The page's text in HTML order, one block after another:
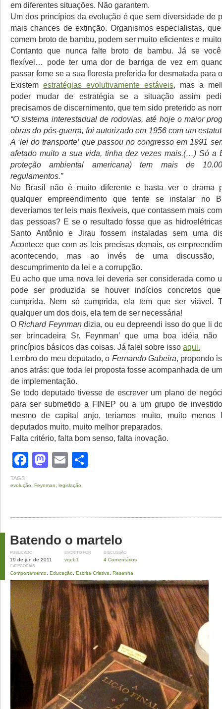
em diferentes situações. Não garantem.
Um dos princípios da evolução é que sem diversidade de
mais chances de extinção. Organismos especialistas,
comem broto de bambu, podem ser muito eficientes e
Contanto que nunca falte broto de bambu. Já se
flexível… pode ter uma dor de barriga de vez em
passar fome se a sua floresta preferida for desmatada para
Existem estratégias evolutivamente estáveis, mas a
poder mudar de estratégia se a situação assim
precisamos de discernimento, que tem sido preterido as
“O sistema interestadual de rodovias, até hoje o maior
obras do pós-guerra, foi autorizado em 1956 com um
A ‘lei do transporte’ que passou no congresso em 1991
afetado muito a sua vida, tinha dez vezes mais.(…) Só a
proteção ambiental americana) tem mais de
regulamentos.”
No Brasil não é muito diferente e basta ver o drama
qualquer empreendimento que tente se instalar no
deveríamos ter leis mais flexíveis, que contassem mais
das pessoas? E se o resultado fosse que as
Santo Antônio e Jirau fossem instaladas sem uma
Acontece que com as leis precisas demais, os
acontecendo, mas ao invés de uma discussão,
descumprimento da lei e a corrupção.
Eu acho que uma nova lei deveria ser considerada como
pode ser produzida se houver indícios concretos
cumprida. Nem só cumprida, ela tem que ser viável.
qualquer um dos dois, ela tem de ser necessária!
ORichard Feynmandizia, ou eu depreendi isso do que li
ser brincadeira Sr. Feynman’ que uma boa idéia não
princípios básicos das coisas. Já falei sobre isso aqui.
Lembro do meu deputado, o Fernando Gabeira, propondo
anos atrás: que toda lei proposta fosse acompanhada de
de implementação.
Se todo deputado tivesse de escrever um plano de
para ser submetido a FINEP ou a um grupo de
mesmo de capital anjo, teríamos muito, muito menos
deputados muito, muito melhor preparados.
Falta critério, falta bom senso, falta inovação.
Facebook
Mastodon
Email
TAGS
evolução Feynman legislação
Batendo o martelo
PUBLICADO
19 de jun de 2011
ESCRITO POR
vqeb1
DISCUSSÃO
4 Comentários
CATEGORIAS
Comportamento Educação Escrita Criativa Resenha